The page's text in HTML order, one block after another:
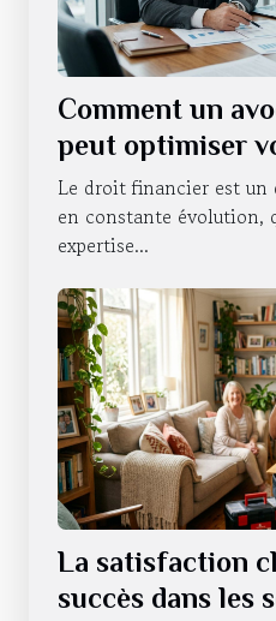
Comment un
peut optimiser
droit financier ?
Le droit financier est un
en constante évolution,
expertise...
La satisfaction
succès dans les